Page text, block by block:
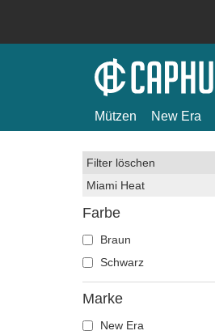
Mützen New Era
Filter löschen
Miami Heat
Farbe
Braun
Schwarz
Marke
New Era